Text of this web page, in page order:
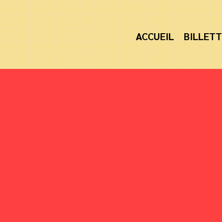
ACCUEIL